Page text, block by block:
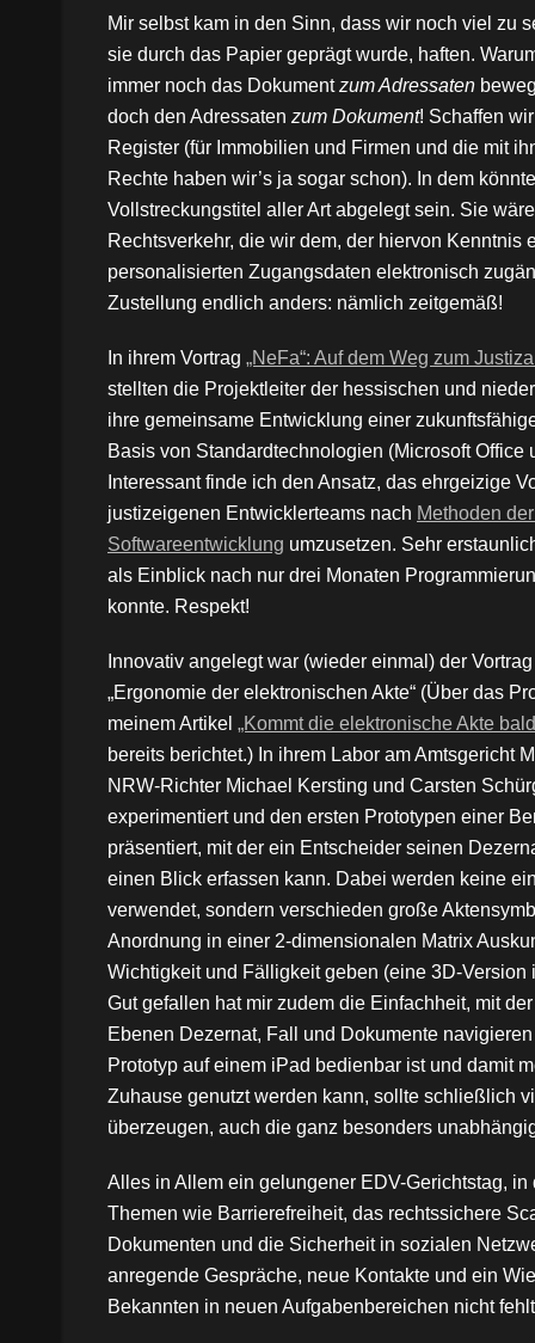
Mir selbst kam in den Sinn, dass wir noch viel zu
sie durch das Papier geprägt wurde, haften.
immer noch das Dokumentzum Adressaten
doch den Adressaten zum Dokument! Schaffen
Register (für Immobilien und Firmen und die mit
Rechte haben wir’s ja sogar schon). In dem
Vollstreckungstitel aller Art abgelegt sein. Sie
Rechtsverkehr, die wir dem, der hiervon Kenntnis
personalisierten Zugangsdaten elektronisch
Zustellung endlich anders: nämlich zeitgemäß!
In ihrem Vortrag „NeFa“: Auf dem Weg zum
stellten die Projektleiter der hessischen und
ihre gemeinsame Entwicklung einer
Basis von Standardtechnologien (Microsoft Office
Interessant finde ich den Ansatz, das ehrgeizige
justizeigenen Entwicklerteams nach Methoden
Softwareentwicklung umzusetzen. Sehr
als Einblick nach nur drei Monaten
konnte. Respekt!
Innovativ angelegt war (wieder einmal) der
„Ergonomie der elektronischen Akte“ (Über das
meinem Artikel „Kommt die elektronische Akte
bereits berichtet.) In ihrem Labor am Amtsgericht
NRW-Richter Michael Kersting und Carsten
experimentiert und den ersten Prototypen einer
präsentiert, mit der ein Entscheider seinen
einen Blick erfassen kann. Dabei werden keine
verwendet, sondern verschieden große
Anordnung in einer 2-dimensionalen Matrix
Wichtigkeit und Fälligkeit geben (eine 3D-Version
Gut gefallen hat mir zudem die Einfachheit, mit
Ebenen Dezernat, Fall und Dokumente
Prototyp auf einem iPad bedienbar ist und damit
Zuhause genutzt werden kann, sollte schließlich
überzeugen, auch die ganz besonders
Alles in Allem ein gelungener EDV-Gerichtstag, in
Themen wie Barrierefreiheit, das rechtssichere
Dokumenten und die Sicherheit in sozialen
anregende Gespräche, neue Kontakte und ein
Bekannten in neuen Aufgabenbereichen nicht